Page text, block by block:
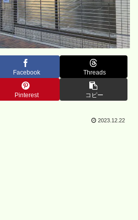
Facebook Threads
Pinterest コピー
2023.12.22